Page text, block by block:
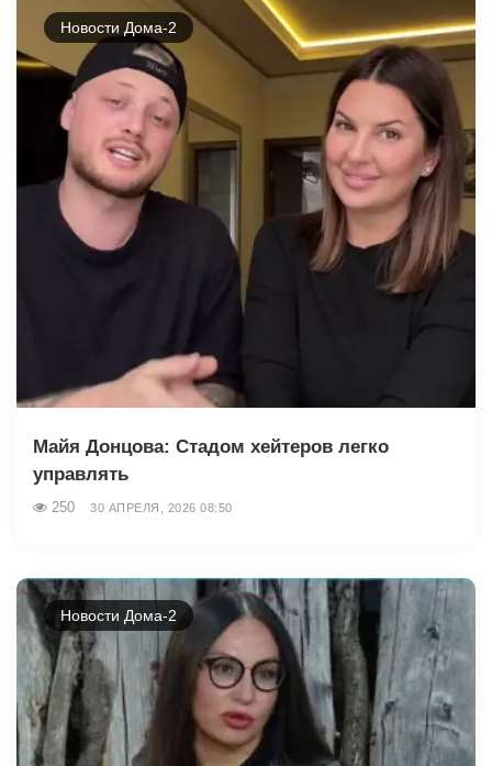
Новости Дома-2
Майя Донцова: Стадом хейтеров легко
управлять
250 30 АПРЕЛЯ, 2026 08:50
Новости Дома-2